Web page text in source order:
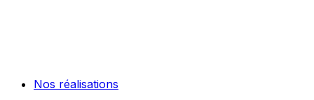
Nos réalisations